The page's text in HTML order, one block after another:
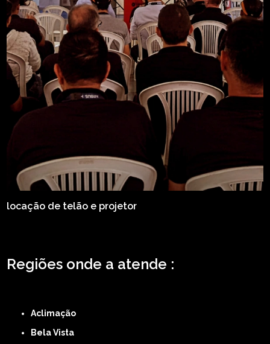
locação de telão e projetor
Regiões onde a atende :
Aclimação
Bela Vista